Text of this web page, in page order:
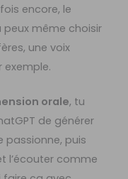
fois encore, le
même choisir
une voix
exemple.
orale, tu
de générer
passionne, puis
l’écouter comme